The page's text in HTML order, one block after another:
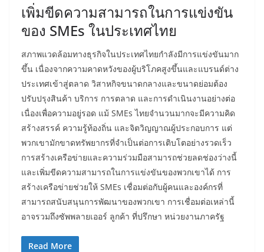
เพิ่มขีดความสามารถในการแข่งขัน
ของ SMEs ในประเทศไทย
สภาพแวดล้อมทางธุรกิจในประเทศไทยกำลังมีการแข่งขันมาก
ขึ้น เนื่องจากความคาดหวังของผู้บริโภคสูงขึ้นและแบรนด์ต่าง
ประเทศเข้าสู่ตลาด วิสาหกิจขนาดกลางและขนาดย่อมต้อง
ปรับปรุงสินค้า บริการ การตลาด และการดำเนินงานอย่างต่อ
เนื่องเพื่อความอยู่รอด แม้ SMEs ไทยจำนวนมากจะมีความคิด
สร้างสรรค์ ความรู้ท้องถิ่น และจิตวิญญาณผู้ประกอบการ แต่
พวกเขามักขาดทรัพยากรที่จำเป็นต่อการเติบโตอย่างรวดเร็ว
การสร้างเครือข่ายและความร่วมมือสามารถช่วยลดช่องว่างนี้
และเพิ่มขีดความสามารถในการแข่งขันของพวกเขาได้ การ
สร้างเครือข่ายช่วยให้ SMEs เชื่อมต่อกับผู้คนและองค์กรที่
สามารถสนับสนุนการพัฒนาของพวกเขา การเชื่อมต่อเหล่านี้
อาจรวมถึงซัพพลายเออร์ ลูกค้า ที่ปรึกษา หน่วยงานภาครัฐ
Read More